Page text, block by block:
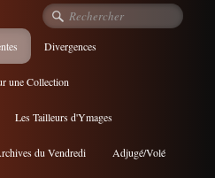
Divergences
une Collection
Les Tailleurs d'Ymages
du Vendredi Adjugé/Volé